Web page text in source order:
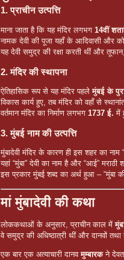
1. प्राचीन उत्पत्ति
माना जाता है कि यह मंदिर लगभग 14वीं
नामक देवी की पूजा यहाँ के आदिवासी और
यह देवी समुद्र की रक्षा करती थीं और
2. मंदिर की स्थापना
ऐतिहासिक रूप से यह मंदिर पहलेमुंबई के
विकास कार्य हुए, तब मंदिर को वहाँ से
वर्तमान मंदिर का निर्माण लगभग 1737 ई. में
3. मुंबई नाम की उत्पत्ति
मुंबादेवी मंदिर के कारण ही इस शहर का नाम
यहां “मुंबा” देवी का नाम है और “आई” मराठी
इस प्रकार मुंबई शब्द का अर्थ हुआ – “मुंबा की
मां मुंबादेवी की कथा
लोककथाओं के अनुसार, प्राचीन काल में
वे समुद्र की अधिष्ठात्री थीं और दानवों तथा
एक बार एक अत्याचारी दानवमुम्बारकने